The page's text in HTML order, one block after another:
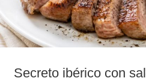
Secreto ibérico con